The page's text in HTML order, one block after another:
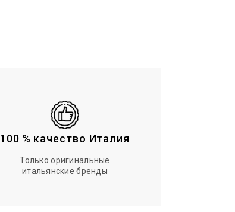
100 % качество Италия
Только оригинальные
итальянские бренды